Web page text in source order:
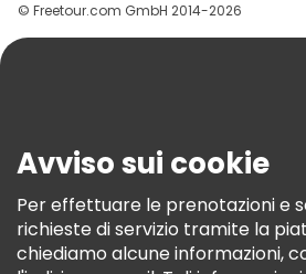
Aiuto
Termini E Condizioni
Informativa Sui Cookie
Freetour Premi
Programma Di Fidelizzazione
© Freetour.com GmbH 2014-2026
Avviso sui cookie
Per effettuare le prenotazioni e
richieste di servizio tramite la
chiediamo alcune informazioni,